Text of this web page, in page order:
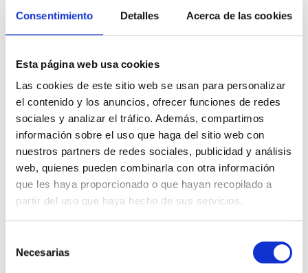
Consentimiento Detalles Acerca de las cookies
Esta página web usa cookies
Las cookies de este sitio web se usan para personalizar
el contenido y los anuncios, ofrecer funciones de redes
sociales y analizar el tráfico. Además, compartimos
información sobre el uso que haga del sitio web con
nuestros partners de redes sociales, publicidad y análisis
web, quienes pueden combinarla con otra información
que les haya proporcionado o que hayan recopilado a
partir del uso que haya hecho de sus servicios.
Necesarias
valoren y muestren tus productos cuando tu
respecto.
No se trata solo de aparecer en Google, sino
alinear tu contenido con las necesidades y
dudas de tus clientes.
Así logras que
encuentren tus productos sin depender de los
anuncios de pago.
Los pilares del SEO para tiendas online son:
en las búsquedas adecuadas.